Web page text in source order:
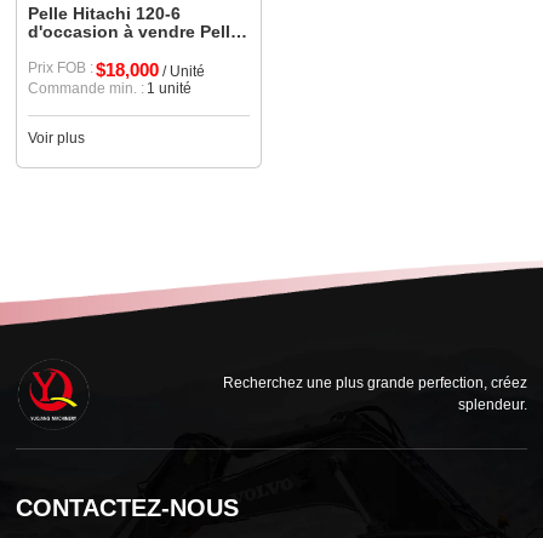
Pelle Hitachi 120-6
d'occasion à vendre Pelle
Prix FOB :$18,000/ Unité
Commande min. : 1 unité
Voir plus
Recherchez une plus grande perfection, créez
splendeur.
CONTACTEZ-NOUS